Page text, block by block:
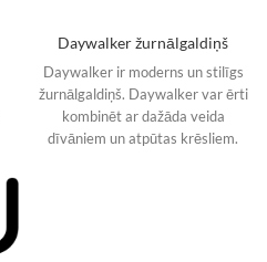
Daywalker žurnālgaldiņš
Daywalker ir moderns un stilīgs
žurnālgaldiņš. Daywalker var ērti
kombinēt ar dažāda veida
dīvāniem un atpūtas krēsliem.